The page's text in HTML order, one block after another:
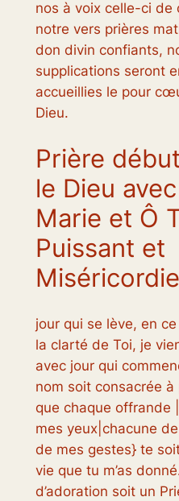
nos à voix celle-ci de
notre vers prières
don divin confiants,
supplications seront
accueillies le pour
Dieu.
Prière
le Dieu
Marie et Ô
Puissant et
jour qui se lève, en
la clarté de Toi, je
avec jour qui
nom soit consacrée
que chaque offrande
mes yeux|chacune
de mes gestes} te
vie que tu m’as
d’adoration soit un